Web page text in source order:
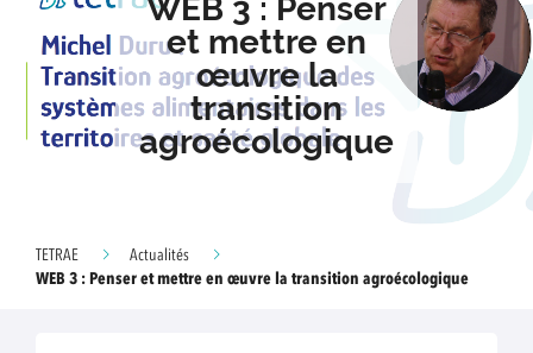
WEB 3 : Penser
et mettre en
œuvre la
transition
agroécologique
TETRAE
Actualités
WEB 3 : Penser et mettre en œuvre la transition agroécologique